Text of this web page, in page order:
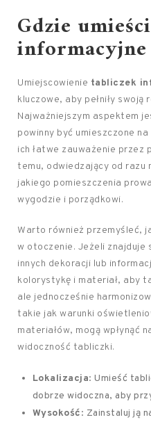
Gdzie
Umiejscowienie tabliczek
kluczowe, aby pełniły swoją
Najważniejszym aspektem
powinny być umieszczone
ich łatwe zauważenie przez
temu, odwiedzający od razu
jakiego pomieszczenia
wygodzie i porządkowi.
Warto również przemyśleć,
w otoczenie. Jeżeli znajduje
innych dekoracji lub
kolorystykę i materiał, aby
ale jednocześnie
takie jak warunki
materiałów, mogą wpłynąć
widoczność tabliczki.
Lokalizacja: Umieść
dobrze widoczna, aby
Wysokość: Zainstaluj ją